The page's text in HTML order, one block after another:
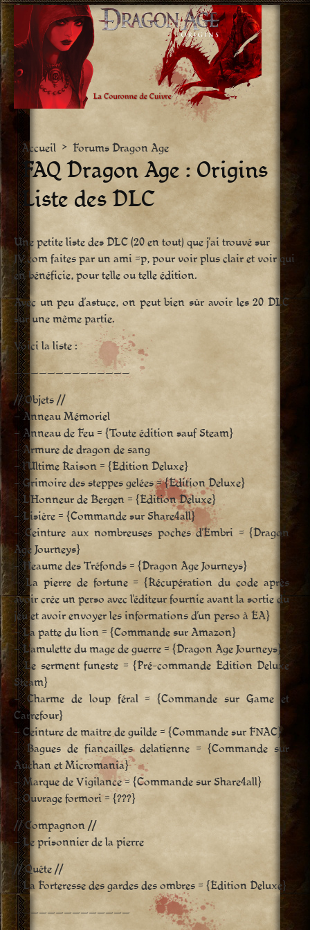
Aller
vers
le
contenu
Accueil > Forums Dragon Age
FAQ Dragon Age : Origins 
Liste des DLC
Une petite liste des DLC (20 en tout) que j’ai trouvé sur
JV.com faites par un ami =p, pour voir plus clair et voir qui
en bénéficie, pour telle ou telle édition.
Avec un peu d’astuce, on peut bien sûr avoir les 20 DLC
sur une même partie.
Voici la liste :
——————————————
// Objets //
– Anneau Mémoriel
– Anneau de Feu = {Toute édition sauf Steam}
– Armure de dragon de sang
– l’Ultime Raison = {Edition Deluxe}
– Grimoire des steppes gelées = {Edition Deluxe}
– L’Honneur de Bergen = {Edition Deluxe}
– Lisière = {Commande sur Share4all}
– Ceinture aux nombreuses poches d’Embri = {Dragon
Age Journeys}
– Heaume des Tréfonds = {Dragon Age Journeys}
– La pierre de fortune = {Récupération du code après
avoir crée un perso avec l’éditeur fournie avant la sortie du
jeu et avoir envoyer les informations d’un perso à EA}
– La patte du lion = {Commande sur Amazon}
– L’amulette du mage de guerre = {Dragon Age Journeys}
– Le serment funeste = {Pré-commande Edition Deluxe
Steam}
– Charme de loup féral = {Commande sur Game et
Carrefour}
– Ceinture de maître de guilde = {Commande sur FNAC}
– Bagues de fiancailles delatienne = {Commande sur
Auchan et Micromania}
– Marque de Vigilance = {Commande sur Share4all}
– Ouvrage formori = {???}
// Compagnon //
– Le prisonnier de la pierre
// Quête //
– La Forteresse des gardes des ombres = {Edition Deluxe}
——————————————